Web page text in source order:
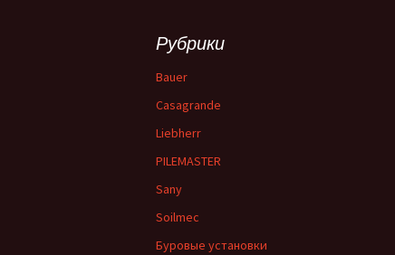
Рубрики
Bauer
Casagrande
Liebherr
PILEMASTER
Sany
Soilmec
Буровые установки